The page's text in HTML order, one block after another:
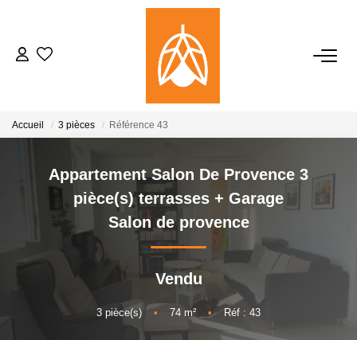
NOTRE AGENCE
Notre Équipe
Nos Actualités
ACHETER
LOUER
GESTION
Accueil 3 pièces Référence 43
Appartement Salon De Provence 3
pièce(s) terrasses + Garage
Salon de provence
Vendu
3 pièce(s) • 74 m² • Réf : 43